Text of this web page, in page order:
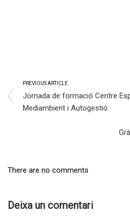
PREVIOUS ARTICLE
Jornada de formació Centre
Mediambient i Autogestió
There are no comments
Deixa un comentari